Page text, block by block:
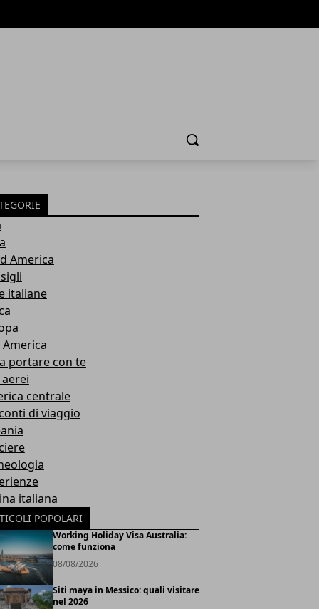
Cerca
America
italiane
America
portare con te
centrale
di viaggio
italiana
POPOLARI
Working Holiday Visa Australia:
come funziona
08/08/2026
Siti maya in Messico: quali visitare
nel 2026